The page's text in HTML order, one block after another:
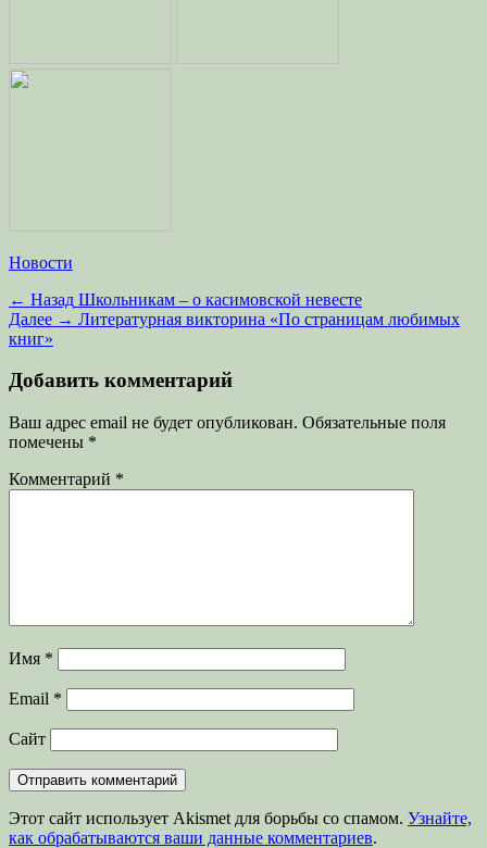
Категории
Новости
Навигация
по
← Назад Предыдущая
запись:
Школьникам – о касимовской невесте
Далее → Следующая
Литературная викторина «По страницам любимых
книг»
Добавить комментарий
Ваш адрес email не будет опубликован. Обязательные поля
помечены *
Комментарий *
Имя *
Email *
Сайт
Этот сайт использует Akismet для борьбы со спамом. Узнайте,
как обрабатываются ваши данные комментариев.